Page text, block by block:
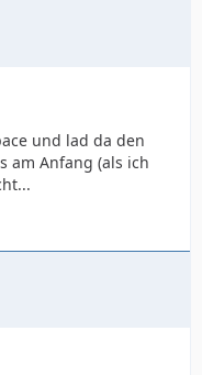
und lad da den
am Anfang (als ich